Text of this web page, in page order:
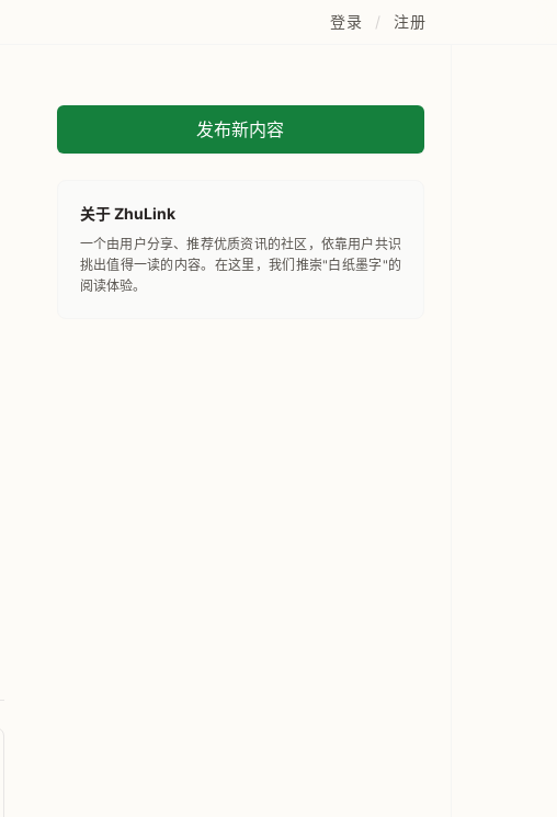
登录 / 注册
发布新内容
关于 ZhuLink
一个由用户分享、推荐优质资讯的社区，依靠用户共识
挑出值得一读的内容。在这里，我们推崇"白纸墨字"的
阅读体验。